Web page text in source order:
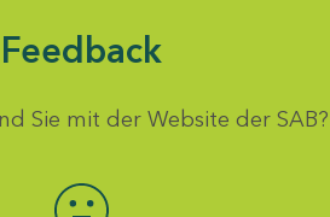
Feedback
Sie mit der Website der SAB?
Bewertung auswählen